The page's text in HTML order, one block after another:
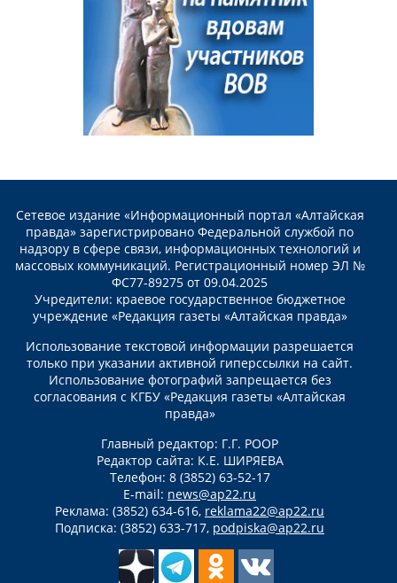
Сетевое издание «Информационный портал «Алтайская
правда» зарегистрировано Федеральной службой по
надзору в сфере связи, информационных технологий и
массовых коммуникаций. Регистрационный номер ЭЛ №
ФС77-89275 от 09.04.2025
Учредители: краевое государственное бюджетное
учреждение «Редакция газеты «Алтайская правда»
Использование текстовой информации разрешается
только при указании активной гиперссылки на сайт.
Использование фотографий запрещается без
согласования с КГБУ «Редакция газеты «Алтайская
правда»
Главный редактор: Г.Г. РООР
Редактор сайта: К.Е. ШИРЯЕВА
Телефон: 8 (3852) 63-52-17
E-mail: news@ap22.ru
Реклама: (3852) 634-616, reklama22@ap22.ru
Подписка: (3852) 633-717, podpiska@ap22.ru